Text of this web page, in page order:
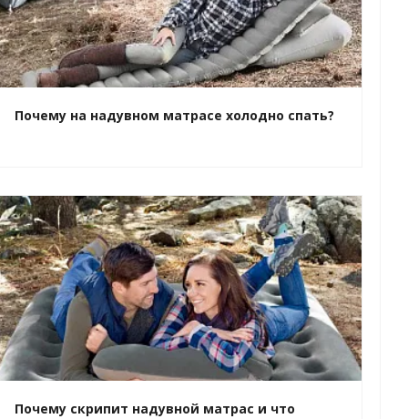
Почему на надувном матрасе холодно спать?
Почему скрипит надувной матрас и что